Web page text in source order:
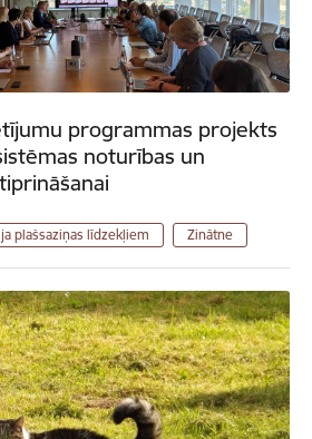
programmas projekts
noturības un
plašsaziņas līdzekļiem Zinātne